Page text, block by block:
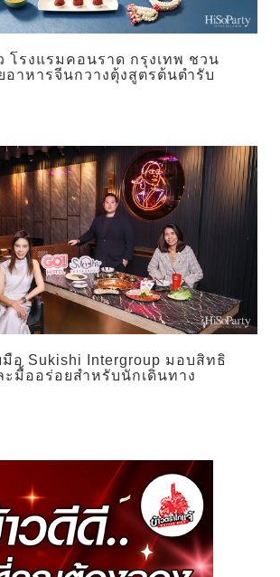
โรงแรมคอนราด กรุงเทพ ชวน
าหารจีนกวางตุ้งสูตรต้นตำรับ
มือ Sukishi Intergroup มอบสิทธิ
มื้ออร่อยสำหรับนักเดินทาง